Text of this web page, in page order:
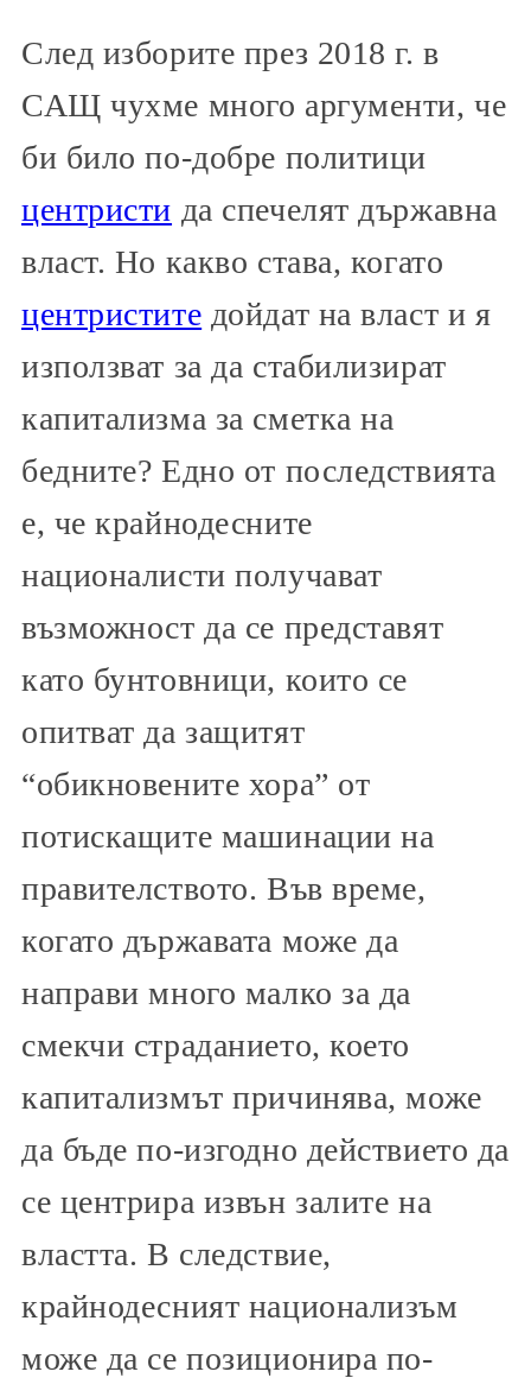
След изборите през 2018 г. в
САЩ чухме много аргументи, че
би било по-добре политици
центристи да спечелят държавна
власт. Но какво става, когато
центристите дойдат на власт и я
използват за да стабилизират
капитализма за сметка на
бедните? Едно от последствията
е, че крайнодесните
националисти получават
възможност да се представят
като бунтовници, които се
опитват да защитят
“обикновените хора” от
потискащите машинации на
правителството. Във време,
когато държавата може да
направи много малко за да
смекчи страданието, което
капитализмът причинява, може
да бъде по-изгодно действието да
се центрира извън залите на
властта. В следствие,
крайнодесният национализъм
може да се позиционира по-